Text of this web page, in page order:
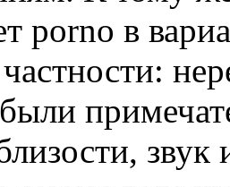
porno в
частности: